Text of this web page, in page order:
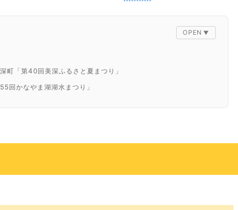
町「第40回美深ふるさと夏まつり」
回かなやま湖湖水まつり」
「第52回占冠村ふるさと祭り」